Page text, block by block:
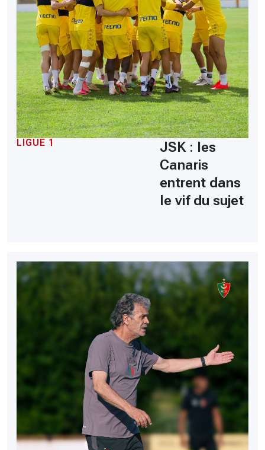
LIGUE 1
JSK : les
Canaris
entrent dans
le vif du sujet